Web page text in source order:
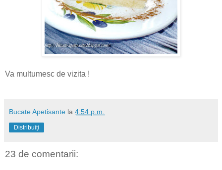
Va multumesc de vizita !
Bucate Apetisante la 4:54 p.m.
Distribuiți
23 de comentarii: